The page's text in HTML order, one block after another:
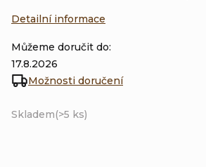
Skladem(>5 ks)
Můžeme doručit do:
17.8.2026
Možnosti doručení
Detailní informace